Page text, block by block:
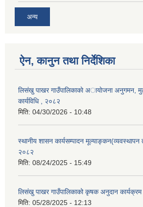
अन्य
ऐन, कानुन तथा निर्देशिका
लिसंखु पाखर गाउँपालिकाकाे अायाेजना अनुगमन,
कार्यविधि , २०८२
मिति: 04/30/2026 - 10:48
स्थानीय शासन कार्यसम्पादन मूल्याङ्कन(व्यवस्थापन
२०८२
मिति: 08/24/2025 - 15:49
लिसंखु पाखर गाउँपालिकाको कृषक अनुदान कार्यक्रम
मिति: 05/28/2025 - 12:13